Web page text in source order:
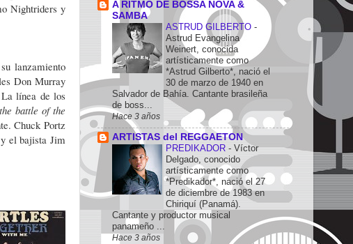
Nightriders y
lanzamiento
Don Murray
línea de los
battle of the
Chuck Portz
el bajista Jim
A RITMO DE BOSSA NOVA &
SAMBA
ASTRUD GILBERTO -
Astrud Evangelina
Weinert, conocida
artísticamente como
*Astrud Gilberto*, nació el
30 de marzo de 1940 en
Salvador de Bahía. Cantante brasileña
de boss...
Hace 3 años
ARTISTAS del REGGAETON
PREDIKADOR - Víctor
Delgado, conocido
artísticamente como
*Predikador*, nació el 27
de diciembre de 1983 en
Chiriquí (Panamá).
Cantante y productor musical
panameño ...
Hace 3 años